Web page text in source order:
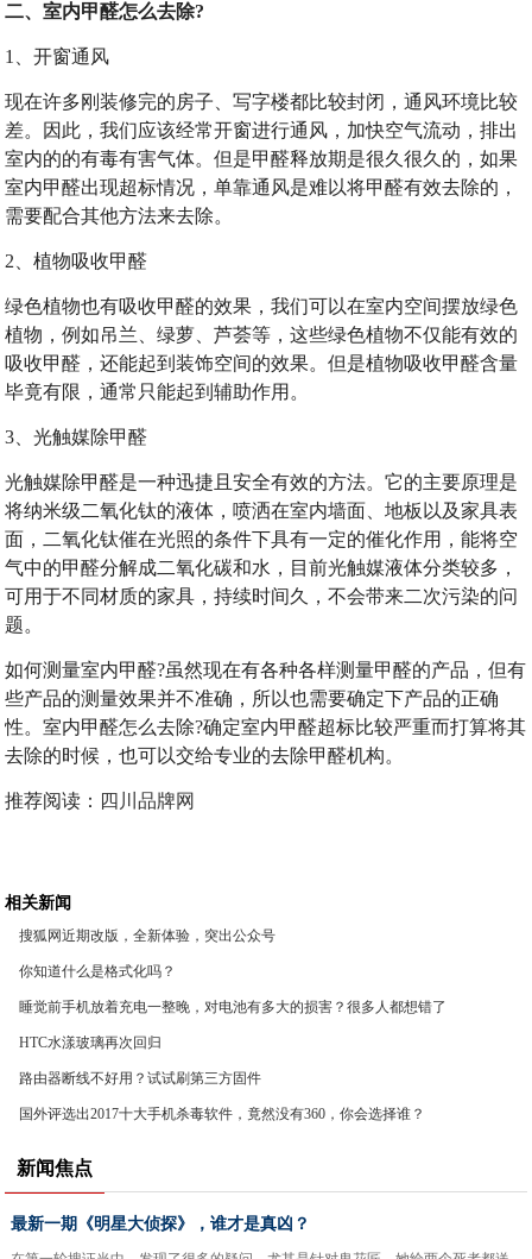
二、室内甲醛怎么去除?
1、开窗通风
现在许多刚装修完的房子、写字楼都比较封闭，通风环境比较
差。因此，我们应该经常开窗进行通风，加快空气流动，排出
室内的的有毒有害气体。但是甲醛释放期是很久很久的，如果
室内甲醛出现超标情况，单靠通风是难以将甲醛有效去除的，
需要配合其他方法来去除。
2、植物吸收甲醛
绿色植物也有吸收甲醛的效果，我们可以在室内空间摆放绿色
植物，例如吊兰、绿萝、芦荟等，这些绿色植物不仅能有效的
吸收甲醛，还能起到装饰空间的效果。但是植物吸收甲醛含量
毕竟有限，通常只能起到辅助作用。
3、光触媒除甲醛
光触媒除甲醛是一种迅捷且安全有效的方法。它的主要原理是
将纳米级二氧化钛的液体，喷洒在室内墙面、地板以及家具表
面，二氧化钛催在光照的条件下具有一定的催化作用，能将空
气中的甲醛分解成二氧化碳和水，目前光触媒液体分类较多，
可用于不同材质的家具，持续时间久，不会带来二次污染的问
题。
如何测量室内甲醛?虽然现在有各种各样测量甲醛的产品，但有
些产品的测量效果并不准确，所以也需要确定下产品的正确
性。室内甲醛怎么去除?确定室内甲醛超标比较严重而打算将其
去除的时候，也可以交给专业的去除甲醛机构。
推荐阅读： 四川品牌网
相关新闻
搜狐网近期改版，全新体验，突出公众号
你知道什么是格式化吗？
睡觉前手机放着充电一整晚，对电池有多大的损害？很多人都想错了
HTC水漾玻璃再次回归
路由器断线不好用？试试刷第三方固件
国外评选出2017十大手机杀毒软件，竟然没有360，你会选择谁？
新闻焦点
最新一期《明星大侦探》，谁才是真凶？